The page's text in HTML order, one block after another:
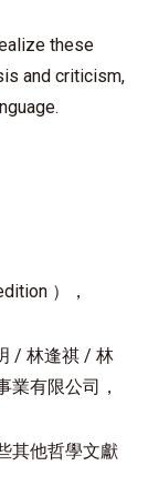
these
and criticism,
），
/ 林逢祺 / 林
業有限公司，
其他哲學文獻